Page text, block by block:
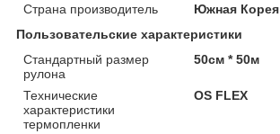
Страна производитель
Южная Корея
Пользовательские характеристики
Стандартный размер
рулона
50см * 50м
Технические
характеристики
термопленки
OS FLEX